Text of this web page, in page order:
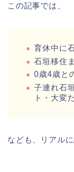
この記事では、
育休中に
石垣移住
0歳4歳と
子連れ石
ト・大変
なども、リアル